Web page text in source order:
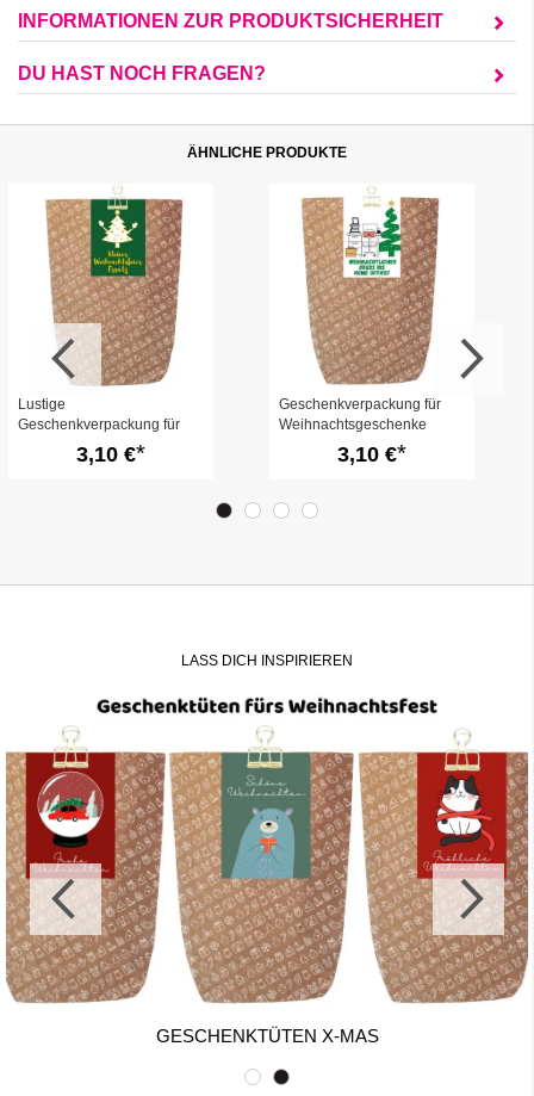
INFORMATIONEN ZUR PRODUKTSICHERHEIT
DU HAST NOCH FRAGEN?
ÄHNLICHE PRODUKTE
Lustige
Geschenkverpackung für
Weihnachtsgeschenke
„Weihnachtsfeier Ersatz“
3,10 €
Geschenkverpackung für
Weihnachtsgeschenke
„Weihnachtlicher Gruß ins
Home Office“3,10 €
LASS DICH INSPIRIEREN
GESCHENKTÜTEN X-MAS